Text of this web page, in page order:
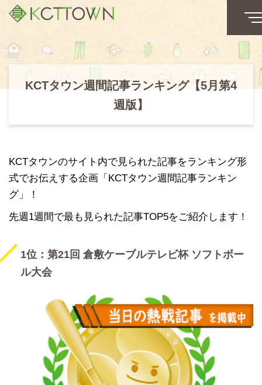
KCTタウン週間記事ランキング【5月第4
週版】
KCTタウンのサイト内で見られた記事をランキング形
式でお伝えする企画「KCTタウン週間記事ランキン
グ」！
先週1週間で最も見られた記事TOP5をご紹介します！
1位：第21回 倉敷ケーブルテレビ杯 ソフトボー
ル大会